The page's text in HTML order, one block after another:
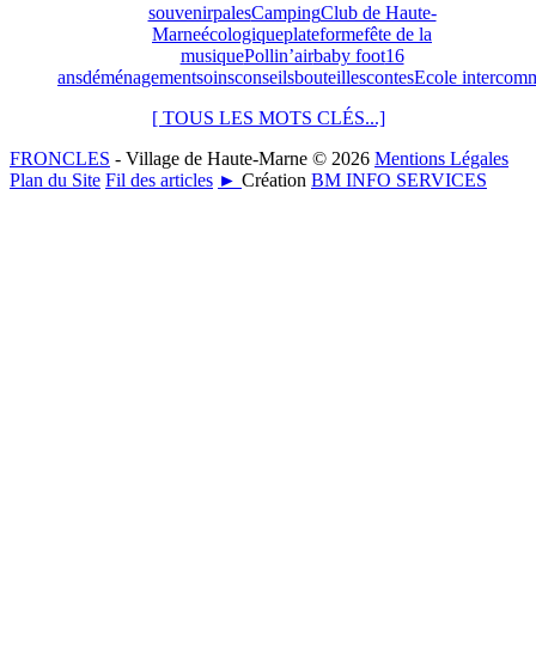
souvenirpalesCampingClub de Haute-
Marneécologiqueplateformefête de la
musiquePollin’airbaby foot16
ansdéménagementsoinsconseilsbouteillescontesEcole
[ TOUS LES MOTS CLÉS...]
FRONCLES - Village de Haute-Marne © 2026 Mentions Légales
Plan du Site Fil des articles ► Création BM INFO SERVICES